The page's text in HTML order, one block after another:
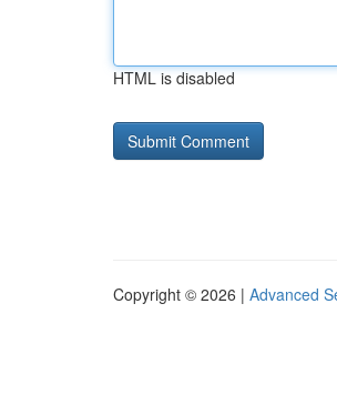
HTML is disabled
Copyright © 2026 | Advanced